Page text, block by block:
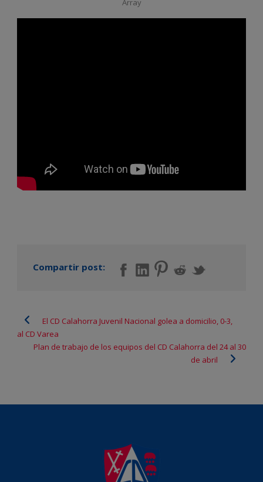
Array
Compartir post:
El CD Calahorra Juvenil Nacional golea a domicilio, 0-3,
al CD Varea
Plan de trabajo de los equipos del CD Calahorra del 24 al 30
de abril